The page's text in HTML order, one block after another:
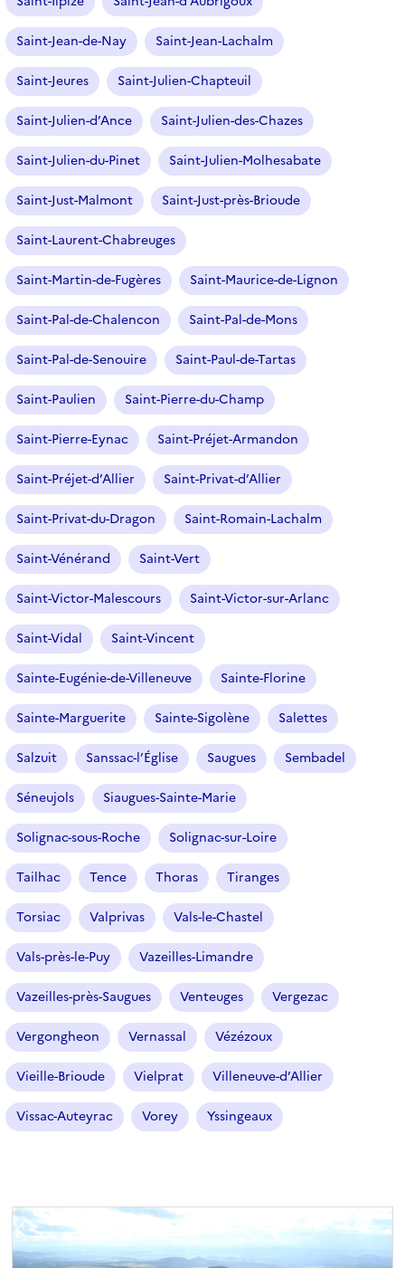
Saint-Jean-de-Nay Saint-Jean-Lachalm
Saint-Jeures Saint-Julien-Chapteuil
Saint-Julien-d’Ance Saint-Julien-des-Chazes
Saint-Julien-du-Pinet Saint-Julien-Molhesabate
Saint-Just-Malmont Saint-Just-près-Brioude
Saint-Laurent-Chabreuges
Saint-Martin-de-Fugères Saint-Maurice-de-Lignon
Saint-Pal-de-Chalencon Saint-Pal-de-Mons
Saint-Pal-de-Senouire Saint-Paul-de-Tartas
Saint-Paulien Saint-Pierre-du-Champ
Saint-Pierre-Eynac Saint-Préjet-Armandon
Saint-Préjet-d’Allier Saint-Privat-d’Allier
Saint-Privat-du-Dragon Saint-Romain-Lachalm
Saint-Vénérand Saint-Vert
Saint-Victor-Malescours Saint-Victor-sur-Arlanc
Saint-Vidal Saint-Vincent
Sainte-Eugénie-de-Villeneuve Sainte-Florine
Sainte-Marguerite Sainte-Sigolène Salettes
Salzuit Sanssac-l’Église Saugues Sembadel
Séneujols Siaugues-Sainte-Marie
Solignac-sous-Roche Solignac-sur-Loire
Tailhac Tence Thoras Tiranges
Torsiac Valprivas Vals-le-Chastel
Vals-près-le-Puy Vazeilles-Limandre
Vazeilles-près-Saugues Venteuges Vergezac
Vergongheon Vernassal Vézézoux
Vieille-Brioude Vielprat Villeneuve-d’Allier
Vissac-Auteyrac Vorey Yssingeaux